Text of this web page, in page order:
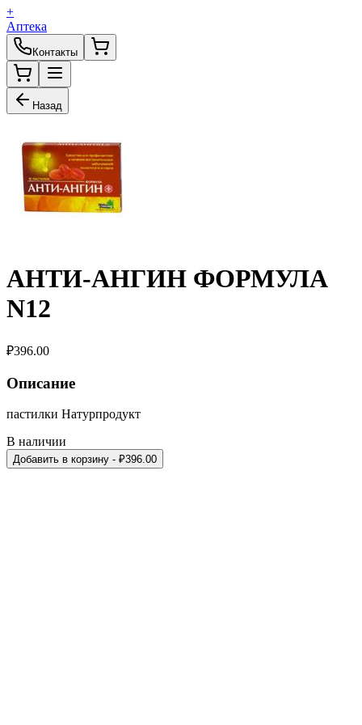
+
Аптека
Контакты
Назад
АНТИ-АНГИН ФОРМУЛА
N12
₽396.00
Описание
пастилки Натурпродукт
В наличии
Добавить в корзину - ₽396.00